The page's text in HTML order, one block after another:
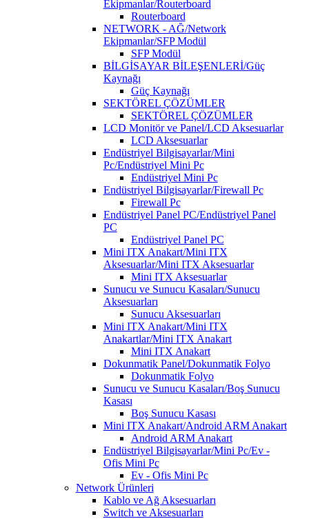
Ekipmanlar/Routerboard
Routerboard
NETWORK - AĞ/Network
Ekipmanlar/SFP Modül
SFP Modül
BİLGİSAYAR BİLEŞENLERİ/Güç
Kaynağı
Güç Kaynağı
SEKTÖREL ÇÖZÜMLER
SEKTÖREL ÇÖZÜMLER
LCD Monitör ve Panel/LCD Aksesuarlar
LCD Aksesuarlar
Endüstriyel Bilgisayarlar/Mini
Pc/Endüstriyel Mini Pc
Endüstriyel Mini Pc
Endüstriyel Bilgisayarlar/Firewall Pc
Firewall Pc
Endüstriyel Panel PC/Endüstriyel Panel
PC
Endüstriyel Panel PC
Mini ITX Anakart/Mini ITX
Aksesuarlar/Mini ITX Aksesuarlar
Mini ITX Aksesuarlar
Sunucu ve Sunucu Kasaları/Sunucu
Aksesuarları
Sunucu Aksesuarları
Mini ITX Anakart/Mini ITX
Anakartlar/Mini ITX Anakart
Mini ITX Anakart
Dokunmatik Panel/Dokunmatik Folyo
Dokunmatik Folyo
Sunucu ve Sunucu Kasaları/Boş Sunucu
Kasası
Boş Sunucu Kasası
Mini ITX Anakart/Android ARM Anakart
Android ARM Anakart
Endüstriyel Bilgisayarlar/Mini Pc/Ev -
Ofis Mini Pc
Ev - Ofis Mini Pc
Network Ürünleri
Kablo ve Ağ Aksesuarları
Switch ve Aksesuarları